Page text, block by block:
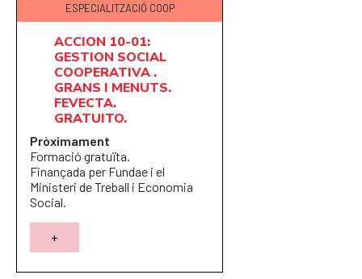
ESPECIALITZACIÓ COOP
ACCION 10-01:
GESTION SOCIAL
COOPERATIVA .
GRANS I MENUTS.
FEVECTA.
GRATUITO.
Pròximament
Formació gratuïta.
Finançada per Fundae i el
Ministeri de Treball i Economia
Social.
+